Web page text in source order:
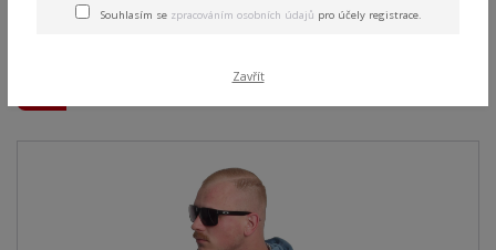
kapucí Battlefield Hoodie
Souhlasím se zpracováním osobních údajů pro účely registrace.
Zavřít